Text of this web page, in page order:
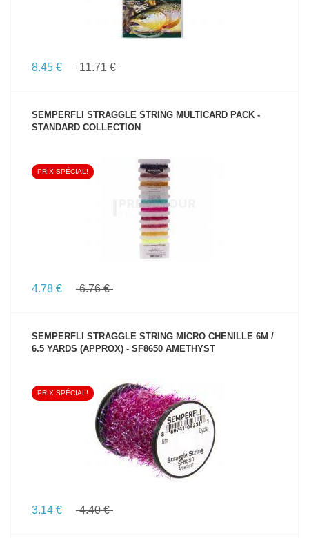
8.45 € 11.71 €
SEMPERFLI STRAGGLE STRING MULTICARD PACK -
STANDARD COLLECTION
VOIR LE PRODUIT
PRIX SPÉCIAL!
4.78 € 6.76 €
SEMPERFLI STRAGGLE STRING MICRO CHENILLE 6M /
6.5 YARDS (APPROX) - SF8650 AMETHYST
VOIR LE PRODUIT
PRIX SPÉCIAL!
3.14 € 4.40 €